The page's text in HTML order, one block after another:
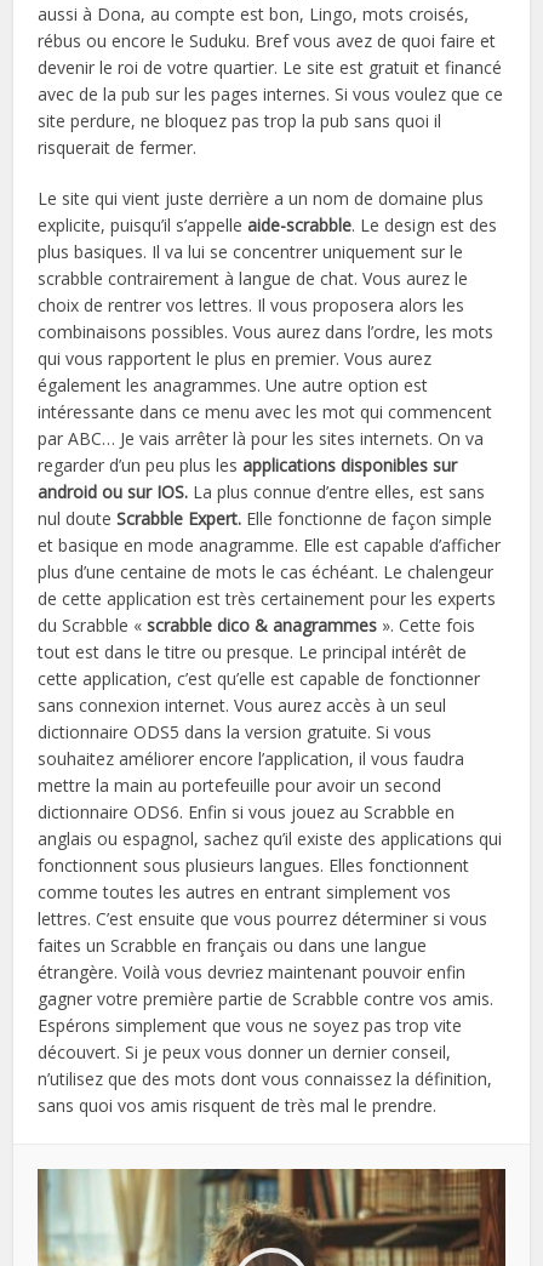
aussi à Dona, au compte est bon, Lingo, mots croisés,
rébus ou encore le Suduku. Bref vous avez de quoi faire et
devenir le roi de votre quartier. Le site est gratuit et financé
avec de la pub sur les pages internes. Si vous voulez que ce
site perdure, ne bloquez pas trop la pub sans quoi il
risquerait de fermer.
Le site qui vient juste derrière a un nom de domaine plus
explicite, puisqu’il s’appelleaide-scrabble. Le design est des
plus basiques. Il va lui se concentrer uniquement sur le
scrabble contrairement à langue de chat. Vous aurez le
choix de rentrer vos lettres. Il vous proposera alors les
combinaisons possibles. Vous aurez dans l’ordre, les mots
qui vous rapportent le plus en premier. Vous aurez
également les anagrammes. Une autre option est
intéressante dans ce menu avec les mot qui commencent
par ABC… Je vais arrêter là pour les sites internets. On va
regarder d’un peu plus lesapplications disponibles sur
android ou sur IOS. La plus connue d’entre elles, est sans
nul douteScrabble Expert. Elle fonctionne de façon simple
et basique en mode anagramme. Elle est capable d’afficher
plus d’une centaine de mots le cas échéant. Le chalengeur
de cette application est très certainement pour les experts
du Scrabble «scrabble dico & anagrammes ». Cette fois
tout est dans le titre ou presque. Le principal intérêt de
cette application, c’est qu’elle est capable de fonctionner
sans connexion internet. Vous aurez accès à un seul
dictionnaire ODS5 dans la version gratuite. Si vous
souhaitez améliorer encore l’application, il vous faudra
mettre la main au portefeuille pour avoir un second
dictionnaire ODS6. Enfin si vous jouez au Scrabble en
anglais ou espagnol, sachez qu’il existe des applications qui
fonctionnent sous plusieurs langues. Elles fonctionnent
comme toutes les autres en entrant simplement vos
lettres. C’est ensuite que vous pourrez déterminer si vous
faites un Scrabble en français ou dans une langue
étrangère. Voilà vous devriez maintenant pouvoir enfin
gagner votre première partie de Scrabble contre vos amis.
Espérons simplement que vous ne soyez pas trop vite
découvert. Si je peux vous donner un dernier conseil,
n’utilisez que des mots dont vous connaissez la définition,
sans quoi vos amis risquent de très mal le prendre.